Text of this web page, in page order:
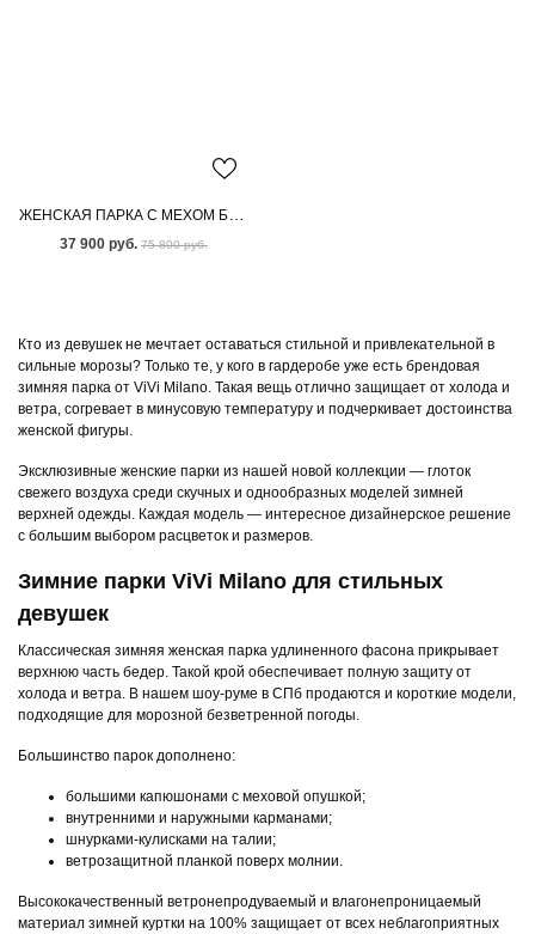
ЖЕНСКАЯ ПАРКА С МЕХОМ БЕНГАЛЬСКОЙ ЛИСЫ
37 900 руб. 75 800 руб.
Кто из девушек не мечтает оставаться стильной и привлекательной в
сильные морозы? Только те, у кого в гардеробе уже есть брендовая
зимняя парка от ViVi Milano. Такая вещь отлично защищает от холода и
ветра, согревает в минусовую температуру и подчеркивает достоинства
женской фигуры.
Эксклюзивные женские парки из нашей новой коллекции — глоток
свежего воздуха среди скучных и однообразных моделей зимней
верхней одежды. Каждая модель — интересное дизайнерское решение
с большим выбором расцветок и размеров.
Зимние парки ViVi Milano для стильных
девушек
Классическая зимняя женская парка удлиненного фасона прикрывает
верхнюю часть бедер. Такой крой обеспечивает полную защиту от
холода и ветра. В нашем шоу-руме в СПб продаются и короткие модели,
подходящие для морозной безветренной погоды.
Большинство парок дополнено:
большими капюшонами с меховой опушкой;
внутренними и наружными карманами;
шнурками-кулисками на талии;
ветрозащитной планкой поверх молнии.
Высококачественный ветронепродуваемый и влагонепроницаемый
материал зимней куртки на 100% защищает от всех неблагоприятных